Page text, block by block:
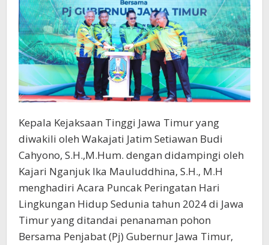
Kepala Kejaksaan Tinggi Jawa Timur yang
diwakili oleh Wakajati Jatim Setiawan Budi
Cahyono, S.H.,M.Hum. dengan didampingi oleh
Kajari Nganjuk Ika Mauluddhina, S.H., M.H
menghadiri Acara Puncak Peringatan Hari
Lingkungan Hidup Sedunia tahun 2024 di Jawa
Timur yang ditandai penanaman pohon
Bersama Penjabat (Pj) Gubernur Jawa Timur,